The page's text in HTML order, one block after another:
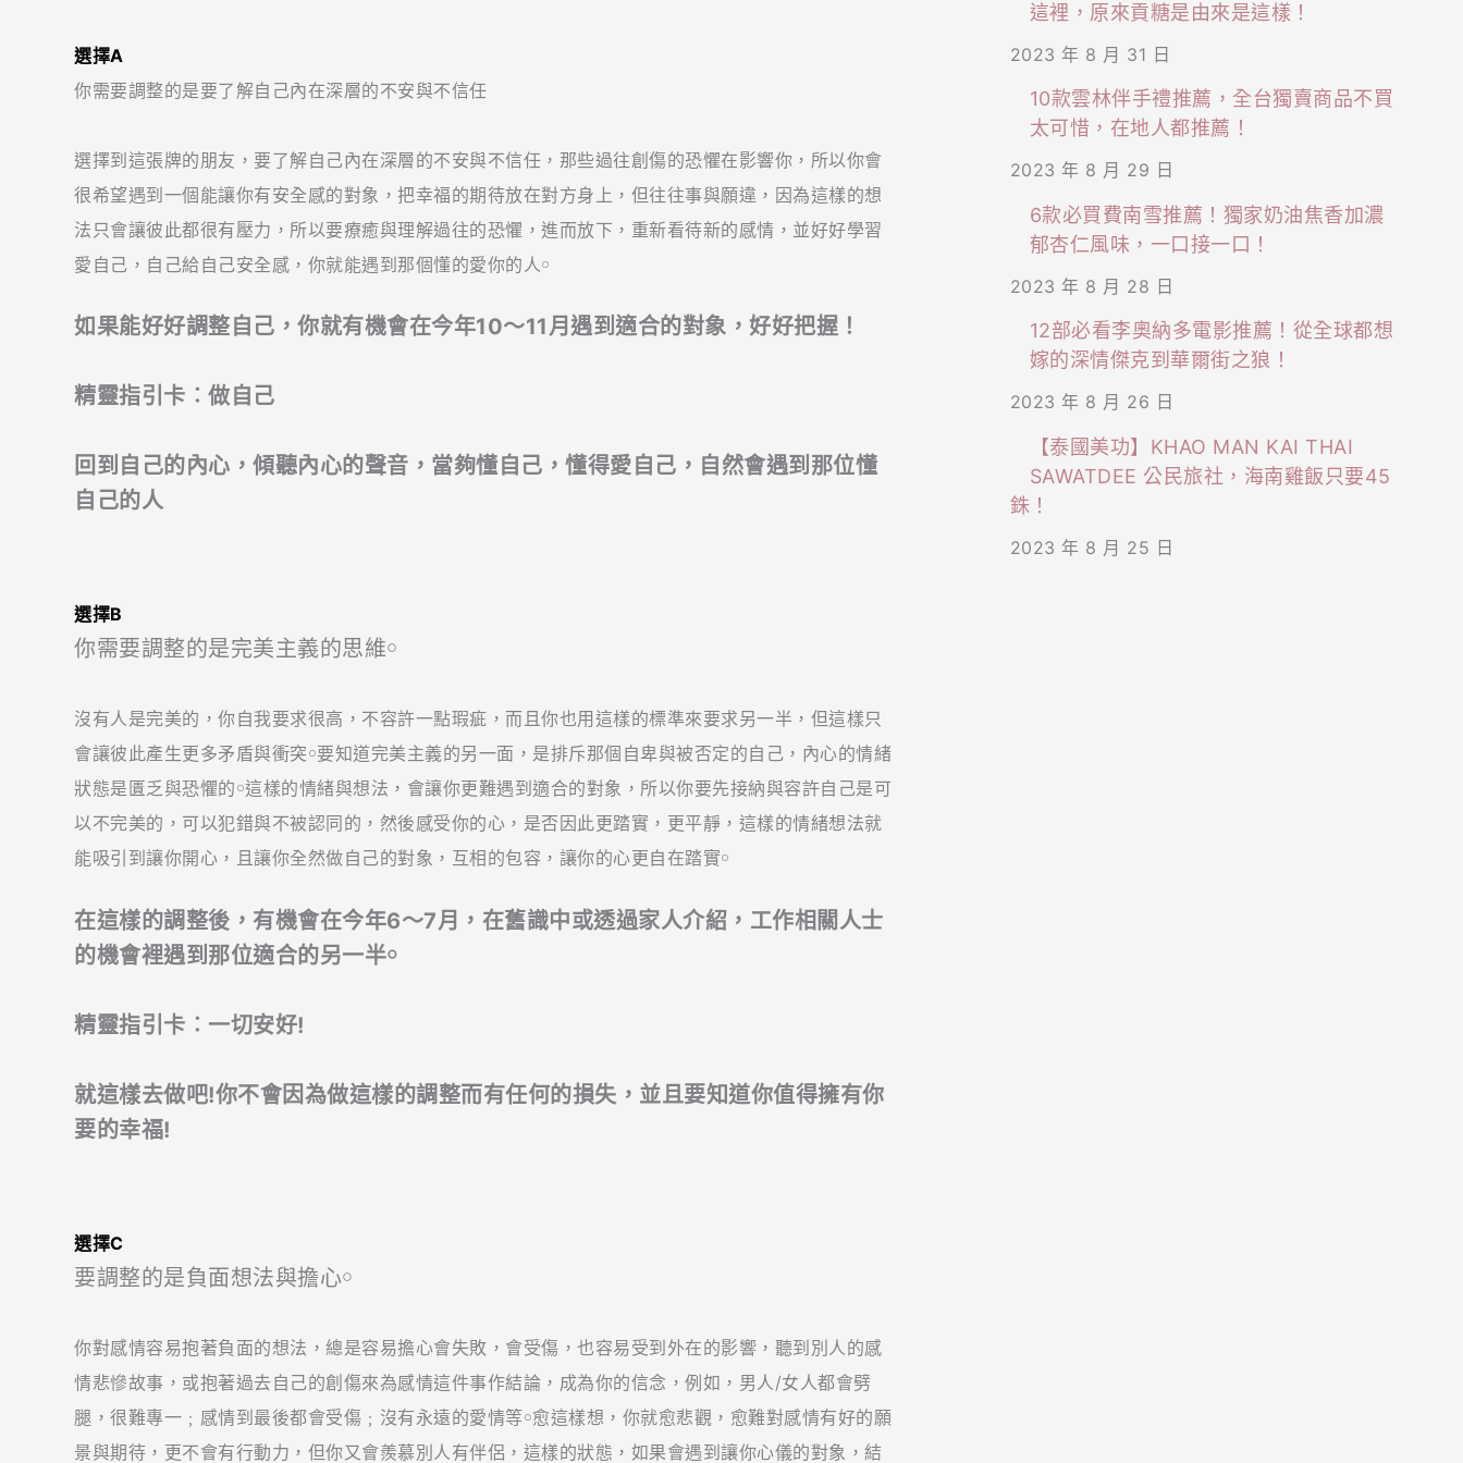
選擇A
你需要調整的是要了解自己內在深層的不安與不信任
選擇到這張牌的朋友，要了解自己內在深層的不安與不信任，那些過往創傷的恐懼在影響你，所以你會
很希望遇到一個能讓你有安全感的對象，把幸福的期待放在對方身上，但往往事與願違，因為這樣的想
法只會讓彼此都很有壓力，所以要療癒與理解過往的恐懼，進而放下，重新看待新的感情，並好好學習
愛自己，自己給自己安全感，你就能遇到那個懂的愛你的人￮
如果能好好調整自己，你就有機會在今年10～11月遇到適合的對象，好好把握！
精靈指引卡︰做自己
回到自己的內心，傾聽內心的聲音，當夠懂自己，懂得愛自己，自然會遇到那位懂
自己的人
選擇B
你需要調整的是完美主義的思維￮
沒有人是完美的，你自我要求很高，不容許一點瑕疵，而且你也用這樣的標準來要求另一半，但這樣只
會讓彼此產生更多矛盾與衝突￮要知道完美主義的另一面，是排斥那個自卑與被否定的自己，內心的情緒
狀態是匱乏與恐懼的￮這樣的情緒與想法，會讓你更難遇到適合的對象，所以你要先接納與容許自己是可
以不完美的，可以犯錯與不被認同的，然後感受你的心，是否因此更踏實，更平靜，這樣的情緒想法就
能吸引到讓你開心，且讓你全然做自己的對象，互相的包容，讓你的心更自在踏實￮
在這樣的調整後，有機會在今年6～7月，在舊識中或透過家人介紹，工作相關人士
的機會裡遇到那位適合的另一半￮
精靈指引卡︰一切安好!
就這樣去做吧!你不會因為做這樣的調整而有任何的損失，並且要知道你值得擁有你
要的幸福!
選擇C
要調整的是負面想法與擔心￮
你對感情容易抱著負面的想法，總是容易擔心會失敗，會受傷，也容易受到外在的影響，聽到別人的感
情悲慘故事，或抱著過去自己的創傷來為感情這件事作結論，成為你的信念，例如，男人/女人都會劈
腿，很難專一﹔感情到最後都會受傷﹔沒有永遠的愛情等￮愈這樣想，你就愈悲觀，愈難對感情有好的願
景與期待，更不會有行動力，但你又會羨慕別人有伴侶，這樣的狀態，如果會遇到讓你心儀的對象，結
這裡，原來貢糖是由來是這樣！
2023 年 8 月 31 日
10款雲林伴手禮推薦，全台獨賣商品不買
太可惜，在地人都推薦！
2023 年 8 月 29 日
6款必買費南雪推薦！獨家奶油焦香加濃
郁杏仁風味，一口接一口！
2023 年 8 月 28 日
12部必看李奧納多電影推薦！從全球都想
嫁的深情傑克到華爾街之狼！
2023 年 8 月 26 日
【泰國美功】KHAO MAN KAI THAI
SAWATDEE 公民旅社，海南雞飯只要45
銖！
2023 年 8 月 25 日